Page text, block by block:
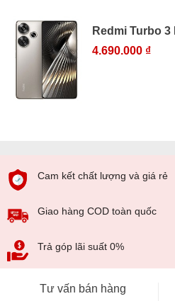
Redmi Turbo 3
4.690.000 ₫
Cam kết chất lượng và giá rẻ
Giao hàng COD toàn quốc
Trả góp lãi suất 0%
Tư vấn bán hàng